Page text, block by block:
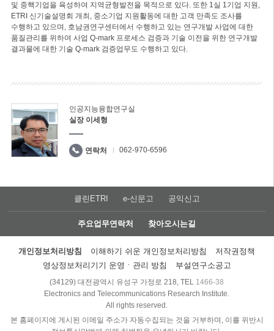
및 중핵기업을 육성하여 지역균형발전을 목적으로 있다. 또한 1실 1기업 지원,
ETRI 신기술설명회 개최, 중소기업 지원활동에 대한 고객 만족도 조사를
수행하고 있으며, 호남권연구센터에서 수행하고 있는 연구개발 사업에 대한
품질관리를 위하여 사업 Q-mark 프로세스 검증과 기술 이전을 위한 연구개발
결과물에 대한 기술 Q-mark 검증업무도 수행하고 있다.
인공지능융합연구실
실장 이세형
연락처 062-970-6596
클린ETRI e-신문고 공익신고
주요업무연락처 찾아오시는길
개인정보처리방침 이해하기 쉬운 개인정보처리방침
저작권정책
영상정보처리기기 운영ㆍ관리 방침
부설연구소공고
(34129) 대전광역시 유성구 가정로 218, TEL 1466-38
Electronics and Telecommunications Research Institute.
All rights reserved.
본 홈페이지에 게시된 이메일 주소가 자동수집되는 것을 거부하며, 이를 위반시